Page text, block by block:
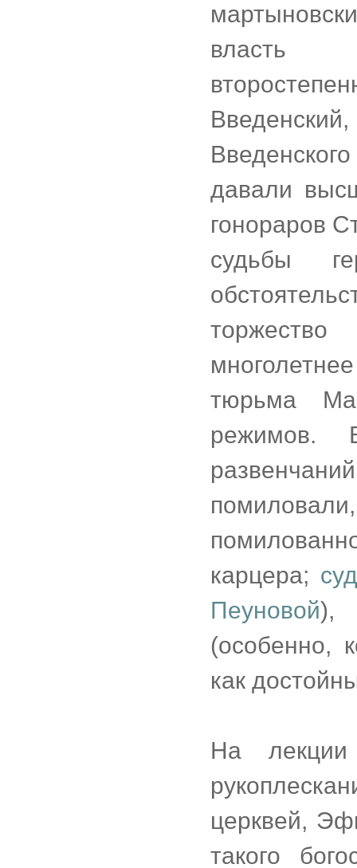
власть
давали
гонораров
судьбы
тюрьма
режимов.
карцера;
Пеуновой),
(особенно,
как
На
церквей,
такого